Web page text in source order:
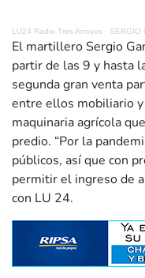
LU24 Radio Tres Arroyos · SERGIO
El martillero Sergio
partir de las 9 y hasta
segunda gran venta
entre ellos mobiliario
maquinaria agrícola
predio. “Por la
públicos, así que con
permitir el ingreso de
con LU 24.